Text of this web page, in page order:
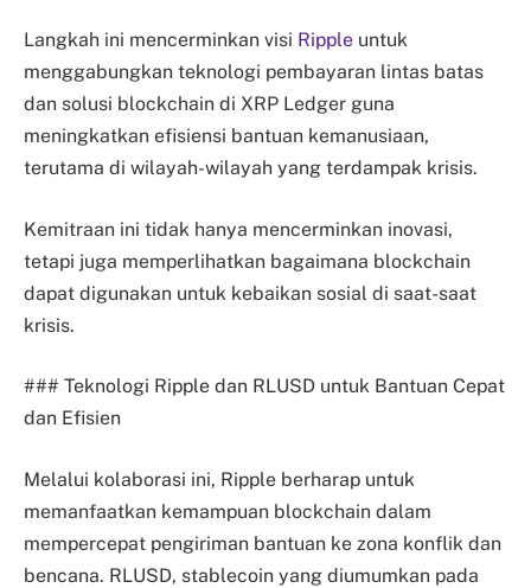
Langkah ini mencerminkan visi Ripple untuk
menggabungkan teknologi pembayaran lintas batas
dan solusi blockchain di XRP Ledger guna
meningkatkan efisiensi bantuan kemanusiaan,
terutama di wilayah-wilayah yang terdampak krisis.
Kemitraan ini tidak hanya mencerminkan inovasi,
tetapi juga memperlihatkan bagaimana blockchain
dapat digunakan untuk kebaikan sosial di saat-saat
krisis.
### Teknologi Ripple dan RLUSD untuk Bantuan Cepat
dan Efisien
Melalui kolaborasi ini, Ripple berharap untuk
memanfaatkan kemampuan blockchain dalam
mempercepat pengiriman bantuan ke zona konflik dan
bencana. RLUSD, stablecoin yang diumumkan pada